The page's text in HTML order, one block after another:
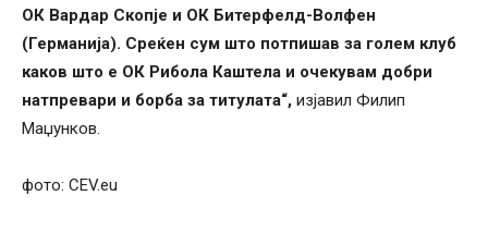
ОК Вардар Скопје и ОК Битерфелд-Волфен
(Германија). Среќен сум што потпишав за голем клуб
каков што е ОК Рибола Каштела и очекувам добри
натпревари и борба за титулата“, изјавил Филип
Маџунков.
фото: CEV.eu